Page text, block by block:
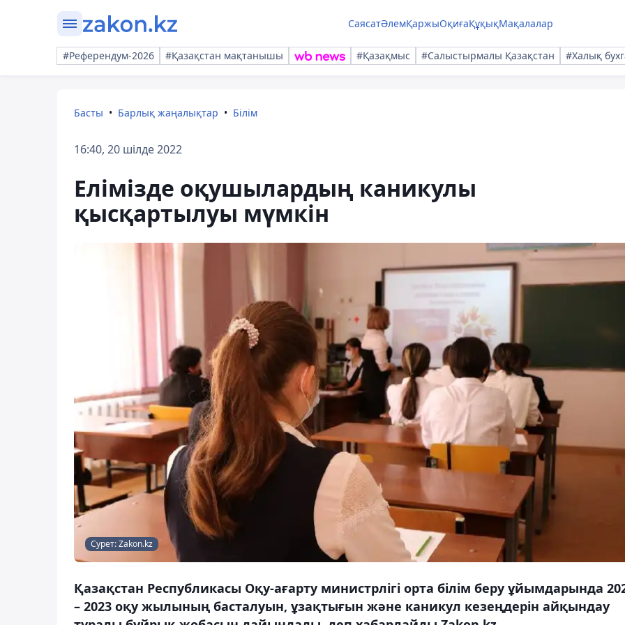
СаясатӘлемҚаржыОқиғаҚұқықМақалалар
#Референдум-2026 #Қазақстан мақтанышы #Қазақмыс #Салыстырмалы Қазақстан #Халық
Басты Барлық жаңалықтар Білім
16:40, 20 шілде 2022
Елімізде оқушылардың каникулы
қысқартылуы мүмкін
Сурет: Zakon.kz
Қазақстан Республикасы Оқу-ағарту министрлігі орта білім беру ұйымдарында
– 2023 оқу жылының басталуын, ұзақтығын және каникул кезеңдерін айқындау